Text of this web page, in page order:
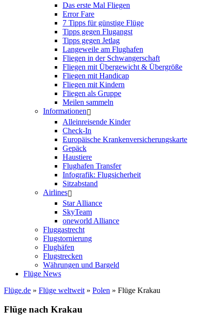
Das erste Mal Fliegen
Error Fare
7 Tipps für günstige Flüge
Tipps gegen Flugangst
Tipps gegen Jetlag
Langeweile am Flughafen
Fliegen in der Schwangerschaft
Fliegen mit Übergewicht & Übergröße
Fliegen mit Handicap
Fliegen mit Kindern
Fliegen als Gruppe
Meilen sammeln
Informationen
Alleinreisende Kinder
Check-In
Europäische Krankenversicherungskarte
Gepäck
Haustiere
Flughafen Transfer
Infografik: Flugsicherheit
Sitzabstand
Airlines
Star Alliance
SkyTeam
oneworld Alliance
Fluggastrecht
Flugstornierung
Flughäfen
Flugstrecken
Währungen und Bargeld
Flüge News
Flüge.de » Flüge weltweit » Polen » Flüge Krakau
Flüge nach Krakau